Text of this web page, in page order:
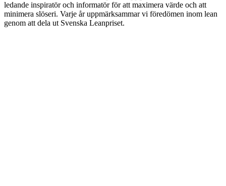
ledande inspiratör och informatör för att maximera värde och att
minimera slöseri. Varje år uppmärksammar vi föredömen inom lean
genom att dela ut Svenska Leanpriset.